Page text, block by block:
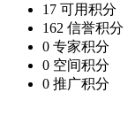
17 可用积分
162 信誉积分
0 专家积分
0 空间积分
0 推广积分